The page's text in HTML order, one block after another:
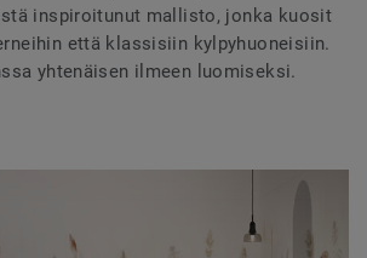
inspiroitunut mallisto, jonka kuosit
että klassisiin kylpyhuoneisiin.
yhtenäisen ilmeen luomiseksi.